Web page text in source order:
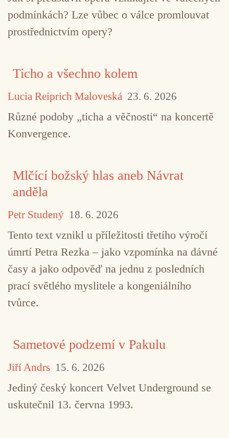
podmínkách? Lze vůbec o válce promlouvat
prostřednictvím opery?
Ticho a všechno kolem
Lucia Reiprich Maloveská 23. 6. 2026
Různé podoby „ticha a věčnosti“ na koncertě
Konvergence.
Mlčící božský hlas aneb Návrat
anděla
Petr Studený 18. 6. 2026
Tento text vznikl u příležitosti třetího výročí
úmrtí Petra Rezka – jako vzpomínka na dávné
časy a jako odpověď na jednu z posledních
prací světlého myslitele a kongeniálního
tvůrce.
Sametové podzemí v Pakulu
Jiří Andrs 15. 6. 2026
Jediný český koncert Velvet Underground se
uskutečnil 13. června 1993.